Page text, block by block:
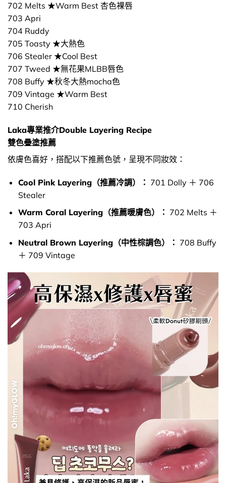
702 Melts ★Warm Best 杏色裸唇
703 Apri
704 Ruddy
705 Toasty ★大熱色
706 Stealer ★Cool Best
707 Tweed ★無花果MLBB唇色
708 Buffy ★秋冬大熱mocha色
709 Vintage ★Warm Best
710 Cherish
Laka專業推介Double Layering Recipe
雙色疊塗推薦
依膚色喜好，搭配以下推薦色號，呈現不同妝效：
Cool Pink Layering（推薦冷調）： 701 Dolly ＋ 706
Stealer
Warm Coral Layering（推薦暖膚色）： 702 Melts ＋
703 Apri
Neutral Brown Layering（中性棕調色）： 708 Buffy
＋ 709 Vintage